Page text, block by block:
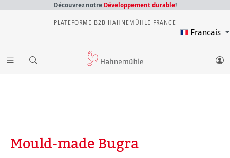
Découvrez notre Développement durable!
PLATEFORME B2B HAHNEMÜHLE FRANCE
Francais
Mould-made Bugra